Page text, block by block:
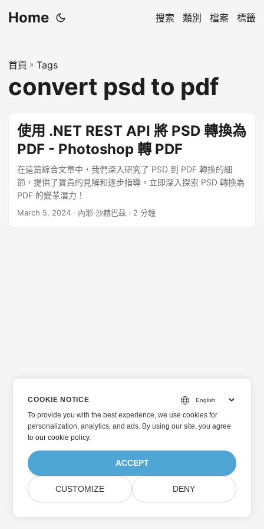
Home 搜索 類別 檔案 標籤
首頁 » Tags
convert psd to pdf
使用 .NET REST API 將 PSD 轉換為
PDF - Photoshop 轉 PDF
在這篇綜合文章中，我們深入研究了 PSD 到 PDF 轉換的細
節，提供了寶貴的見解和逐步指導。立即深入探索 PSD 轉換為
PDF 的變革潛力！
March 5, 2024 · 內耶·沙赫巴茲 · 2 分鐘
COOKIE NOTICE
To provide you with the best experience, we use cookies for
personalization, analytics, and ads. By using our site, you agree
toour cookie policy.
ACCEPT
CUSTOMIZE DENY